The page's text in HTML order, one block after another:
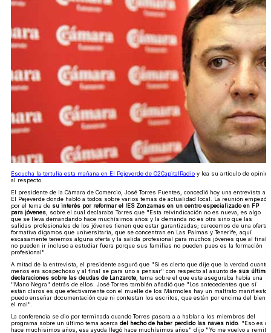
Escucha la tertulia esta mañana en El Pejeverde de O2CapitalRadio y lea su artículo de opinión
al respecto.
El presidente de la Cámara de Comercio, José Torres Fuentes, concedió hoy una entrevista a
El Pejeverde donde habló a todos sobre varios temas de actualidad local. La reunión empezó
por el tema de su interés por reformar el IES Zonzamas en un centro especializado en FP
para jóvenes , sobre el cual declaraba Torres que "Esta reivindicación no es nueva, es algo
que se lleva demandando hace muchísimos años y la demanda no es otra sino que las
salidas profesionales de los jóvenes tienen que estar garantizadas; carecemos de una oferta
formativa digamos que universitaria, que se concentran en Las Palmas y Tenerife, aquí
escasamente tenemos alguna oferta y la salida profesional para muchos jóvenes que al final
no pueden ir incluso a estudiar fuera porque sus familias no pueden pues es la formación
profesional".
A mitad de la entrevista, el presidente asguró que "Si es cierto que dije que la verdad cuanto
menos era sospechoso y al final se para uno a pensar" con respecto al asunto de sus
declaraciones sobre las deudas de Lanzarote , tema sobre el que este aseguraba había una
"Mano Negra" detrás de ellos. José Torres también añadió que "Los antecedentes que sí
están claros es que efectivamente con el muelle de los Mármoles hay un maltrato manifiesto;
puedo enseñar documentación que ni contestan los escritos, que están por encima del bien y
el mal".
La conferencia se dio por terminada cuando Torres pasara a a hablar a los miembros del
programa sobre un último tema acerca del hecho de haber perdido las naves nido. "Eso es de
hace muchisimos años, esa ayuda llegó hace muchísimos años" dijo "Yo me vuelvo a remitir